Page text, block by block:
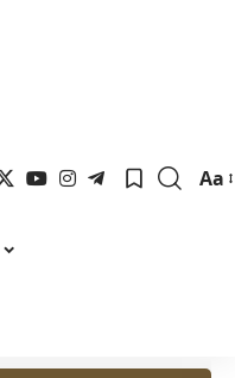
Aa